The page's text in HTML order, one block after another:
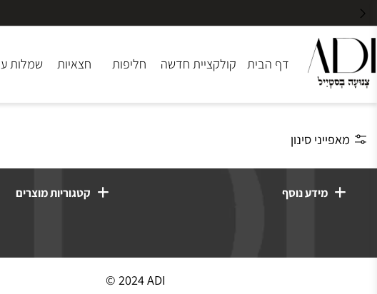
דף הבית קולקציית חדשה חליפות חצאיות שמלות ערב
סינון
מידע נוסף קטגוריות מוצרים